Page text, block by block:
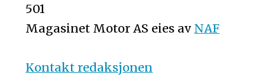
501
Magasinet Motor AS eies av NAF
Kontakt redaksjonen